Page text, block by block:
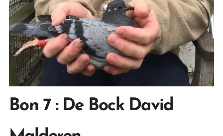
Bon 7 : De Bock David